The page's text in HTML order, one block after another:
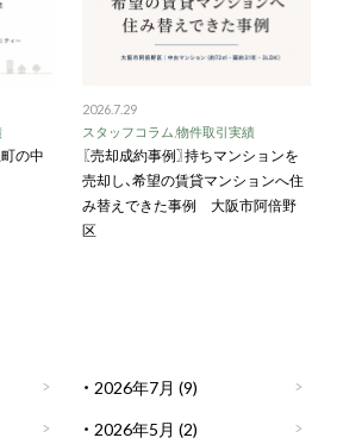
の中
2026.7.29
スタッフコラム,物件取引実績
〖売却成約事例〗持ちマンションを
売却し、希望の賃貸マンションへ住
み替えできた事例 大阪市阿倍野
区
2026年7月 (9)
2026年5月 (2)